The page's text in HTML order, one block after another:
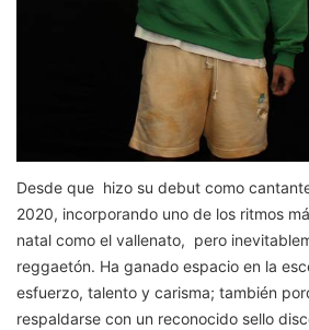
Desde que hizo su debut como
2020, incorporando uno de los ritmos
natal como el vallenato, pero
reggaetón. Ha ganado espacio en la
esfuerzo, talento y carisma; también
respaldarse con un reconocido sello